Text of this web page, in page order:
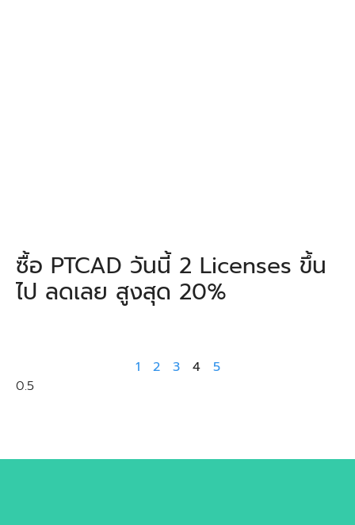
ซื้อ PTCAD วันนี้ 2 Licenses ขึ้น
ไป ลดเลย สูงสุด 20%
1 2 3 4 5